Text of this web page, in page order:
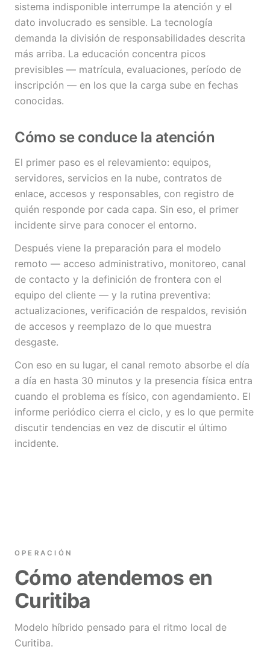
sistema indisponible interrumpe la atención y el
dato involucrado es sensible. La tecnología
demanda la división de responsabilidades descrita
más arriba. La educación concentra picos
previsibles — matrícula, evaluaciones, período de
inscripción — en los que la carga sube en fechas
conocidas.
Cómo se conduce la atención
El primer paso es el relevamiento: equipos,
servidores, servicios en la nube, contratos de
enlace, accesos y responsables, con registro de
quién responde por cada capa. Sin eso, el primer
incidente sirve para conocer el entorno.
Después viene la preparación para el modelo
remoto — acceso administrativo, monitoreo, canal
de contacto y la definición de frontera con el
equipo del cliente — y la rutina preventiva:
actualizaciones, verificación de respaldos, revisión
de accesos y reemplazo de lo que muestra
desgaste.
Con eso en su lugar, el canal remoto absorbe el día
a día en hasta 30 minutos y la presencia física entra
cuando el problema es físico, con agendamiento. El
informe periódico cierra el ciclo, y es lo que permite
discutir tendencias en vez de discutir el último
incidente.
OPERACIÓN
Cómo atendemos en
Curitiba
Modelo híbrido pensado para el ritmo local de
Curitiba.